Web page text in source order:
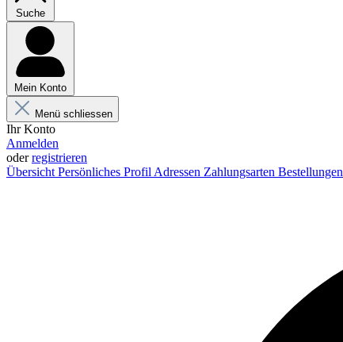
Suche
Mein Konto
Menü schliessen
Ihr Konto
Anmelden
oderregistrieren
Übersicht Persönliches Profil Adressen Zahlungsarten Bestellungen